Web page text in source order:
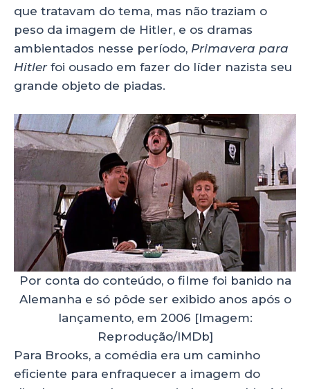
que tratavam do tema, mas não traziam o
peso da imagem de Hitler, e os dramas
ambientados nesse período, Primavera para
Hitlerfoi ousado em fazer do líder nazista seu
grande objeto de piadas.
Por conta do conteúdo, o filme foi banido na
Alemanha e só pôde ser exibido anos após o
lançamento, em 2006 [Imagem:
Reprodução/IMDb]
Para Brooks, a comédia era um caminho
eficiente para enfraquecer a imagem do